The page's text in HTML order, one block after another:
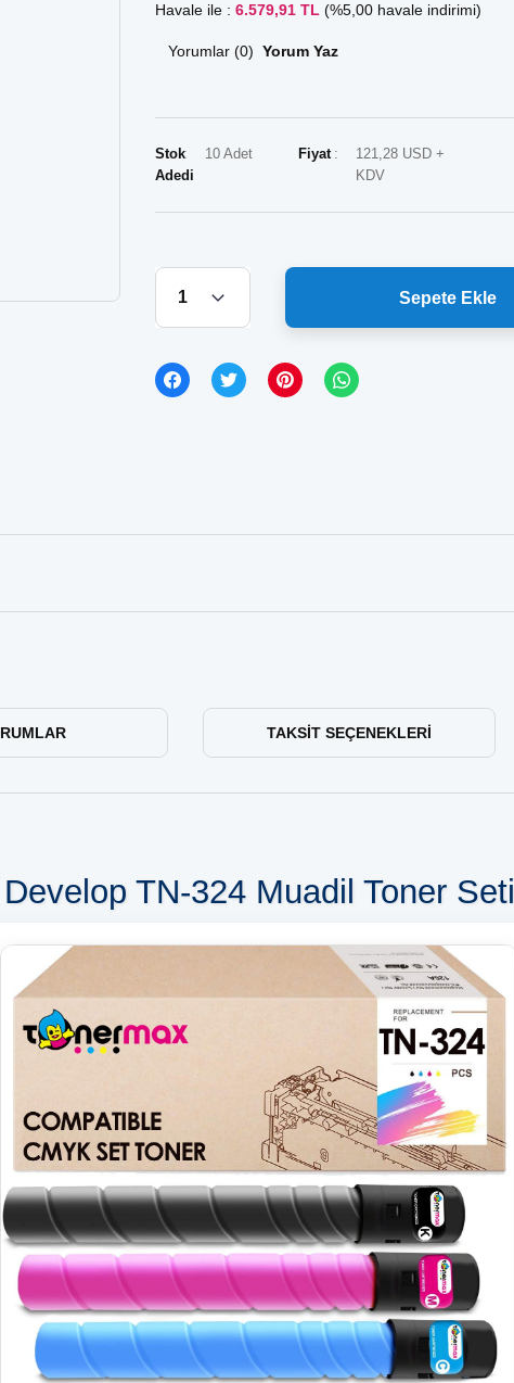
Havale ile : 6.579,91 TL (%5,00 havale indirimi)
Yorumlar (0) Yorum Yaz
Stok
Adedi
10 Adet Fiyat
121,28 USD +
KDV
Sepete Ekle
TAKSIT SEÇENEKLERI
Develop TN-324 Muadil Toner Seti